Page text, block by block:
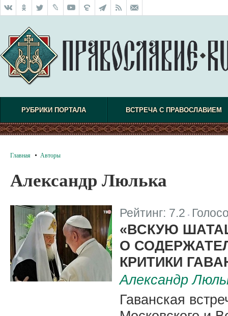
РУБРИКИ ПОРТАЛА ВСТРЕЧА С ПРАВОСЛАВИЕМ
Главная Авторы
Александр Люлька
Рейтинг: 7.2
«ВСКУЮ
О
КРИТИКИ
Александр
Гаванская